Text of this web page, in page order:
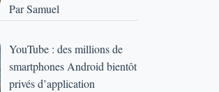
Par Samuel
YouTube : des millions de
smartphones Android bientôt
privés d’application